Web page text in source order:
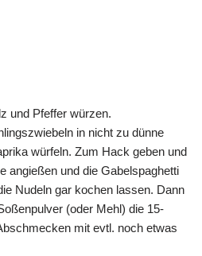
und Pfeffer würzen.
in nicht zu dünne
würfeln. Zum Hack geben und
angießen und die Gabelspaghetti
Nudeln gar kochen lassen. Dann
(oder Mehl) die 15-
mit evtl. noch etwas